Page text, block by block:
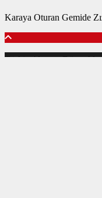
Karaya Oturan Gemide
Türkiye'den ve